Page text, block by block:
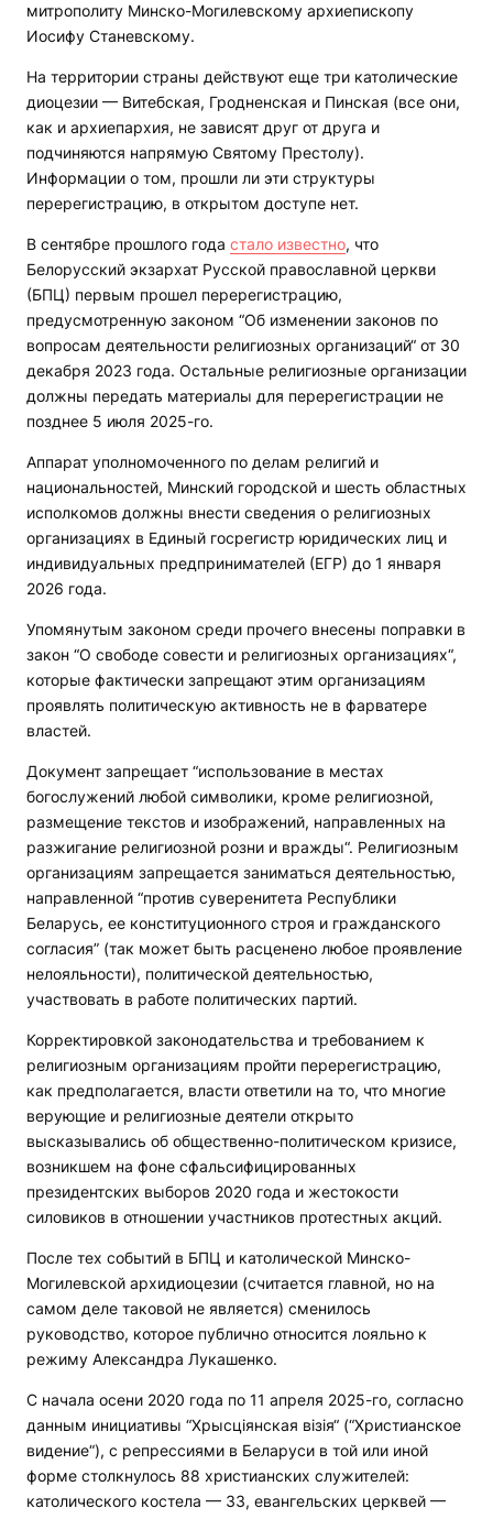
митрополиту Минско-Могилевскому архиепископу
Иосифу Станевскому.
На территории страны действуют еще три католические
диоцезии — Витебская, Гродненская и Пинская (все они,
как и архиепархия, не зависят друг от друга и
подчиняются напрямую Святому Престолу).
Информации о том, прошли ли эти структуры
перерегистрацию, в открытом доступе нет.
В сентябре прошлого года стало известно, что
Белорусский экзархат Русской православной церкви
(БПЦ) первым прошел перерегистрацию,
предусмотренную законом “Об изменении законов по
вопросам деятельности религиозных организаций“ от 30
декабря 2023 года. Остальные религиозные организации
должны передать материалы для перерегистрации не
позднее 5 июля 2025-го.
Аппарат уполномоченного по делам религий и
национальностей, Минский городской и шесть областных
исполкомов должны внести сведения о религиозных
организациях в Единый госрегистр юридических лиц и
индивидуальных предпринимателей (ЕГР) до 1 января
2026 года.
Упомянутым законом среди прочего внесены поправки в
закон “О свободе совести и религиозных организациях“,
которые фактически запрещают этим организациям
проявлять политическую активность не в фарватере
властей.
Документ запрещает “использование в местах
богослужений любой символики, кроме религиозной,
размещение текстов и изображений, направленных на
разжигание религиозной розни и вражды“. Религиозным
организациям запрещается заниматься деятельностью,
направленной “против суверенитета Республики
Беларусь, ее конституционного строя и гражданского
согласия” (так может быть расценено любое проявление
нелояльности), политической деятельностью,
участвовать в работе политических партий.
Корректировкой законодательства и требованием к
религиозным организациям пройти перерегистрацию,
как предполагается, власти ответили на то, что многие
верующие и религиозные деятели открыто
высказывались об общественно-политическом кризисе,
возникшем на фоне сфальсифицированных
президентских выборов 2020 года и жестокости
силовиков в отношении участников протестных акций.
После тех событий в БПЦ и католической Минско-
Могилевской архидиоцезии (считается главной, но на
самом деле таковой не является) сменилось
руководство, которое публично относится лояльно к
режиму Александра Лукашенко.
С начала осени 2020 года по 11 апреля 2025-го, согласно
данным инициативы “Хрысціянская візія“ (“Христианское
видение“), с репрессиями в Беларуси в той или иной
форме столкнулось 88 христианских служителей:
католического костела — 33, евангельских церквей —